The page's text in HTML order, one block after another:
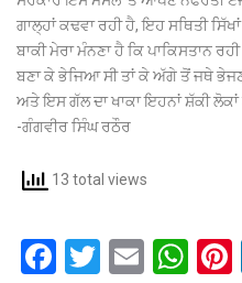
ਗਾਲ੍ਹਾਂ ਕਢਵਾ ਰਹੀ ਹੈ, ਇਹ ਸਥਿਤੀ
ਬਾਕੀ ਮੇਰਾ ਮੰਨਣਾ ਹੈ ਕਿ ਪਾਕਿਸਤਾਨ
ਬਣਾ ਕੇ ਭੇਜਿਆ ਸੀ ਤਾਂ ਕੇ ਅੱਗੇ ਤੋਂ ਜਥੇ
ਅਤੇ ਇਸ ਗੱਲ ਦਾ ਖਾਕਾ ਇਹਨਾਂ ਸ਼ੱਕੀ ਲੋਕਾਂ
-ਗੰਗਵੀਰ ਸਿੰਘ ਰਠੌਰ
13 total views
F
T
E
W